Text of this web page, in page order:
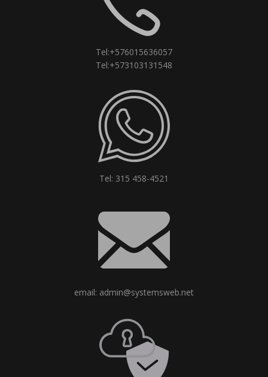
Tel:+576015636057
Tel:+573103131548
Tel: 315 458-4521
email: admin@systemsweb.net